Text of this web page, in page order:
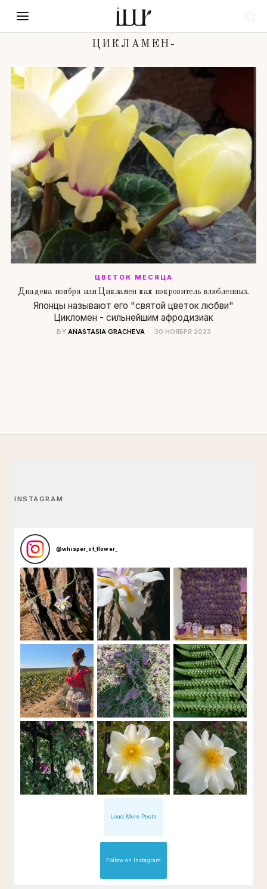
ЦИКЛАМЕН-
ЦВЕТОК МЕСЯЦА
Диадема ноября или Цикламен как покровитель влюбленных.
Японцы называют его "святой цветок любви"
Цикломен - сильнейшим афродизиак
BY ANASTASIA GRACHEVA 30 НОЯБРЯ 2023
INSTAGRAM
@whisper_of_flower_
Load More Posts
Follow on Instagram